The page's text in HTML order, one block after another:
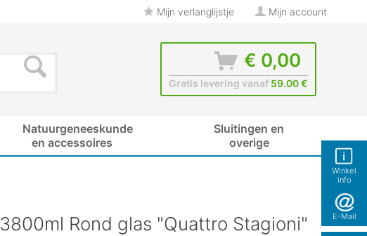
Winkel
info
E-Mail
Mijn verlanglijstje Mijn account
€ 0,00
Gratis levering vanaf 59.00 €
Natuurgeneeskunde
en accessoires
Sluitingen en
overige
3800ml Rond glas "Quattro Stagioni"